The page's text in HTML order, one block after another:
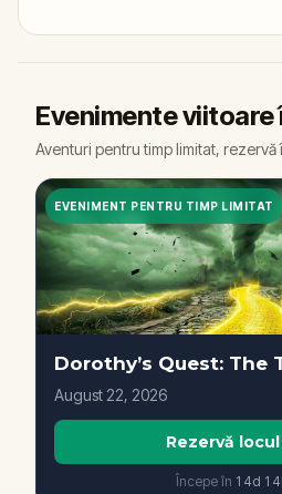
Evenimente viitoare
Aventuri pentru timp limitat, rezervă
EVENIMENT PENTRU TIMP LIMITAT
August 22, 2026
Rezervă
Începe în 14d 14